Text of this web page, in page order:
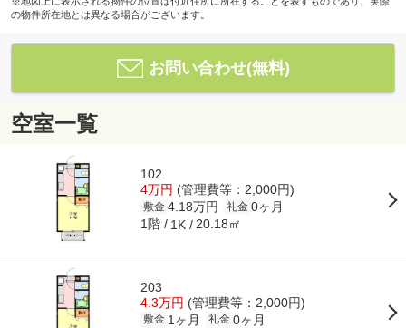
の物件所在地とは異なる場合がございます。
お問い合わせ(無料)
空室一覧
102
4万円 (管理費等：2,000円)
敷金 4.18万円 礼金 0ヶ月
1階 1K 20.18㎡
203
4.3万円 (管理費等：2,000円)
敷金 1ヶ月 礼金 0ヶ月